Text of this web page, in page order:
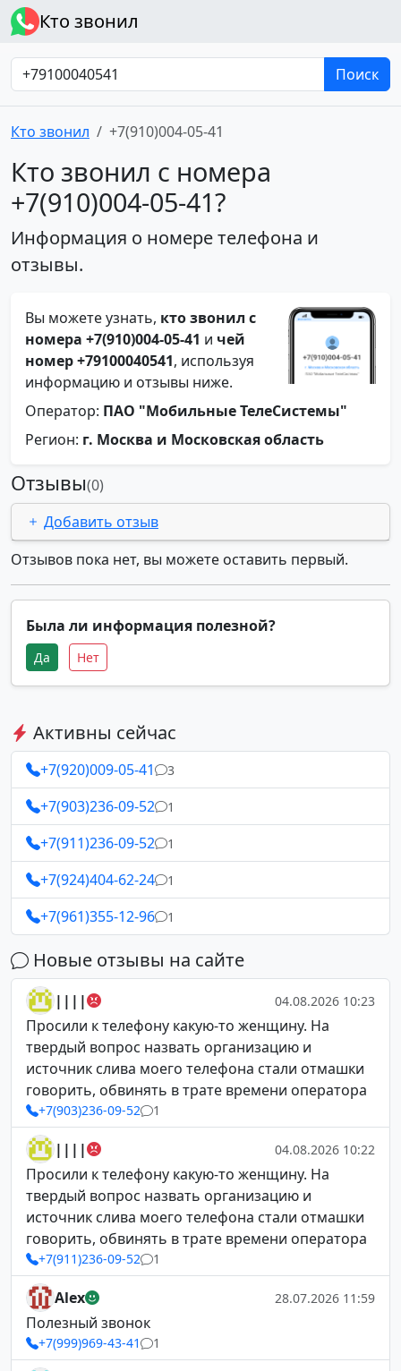
Кто звонил
Поиск
Кто звонил +7(910)004-05-41
Кто звонил с номера
+7(910)004-05-41?
Информация о номере телефона и
отзывы.
Вы можете узнать, кто звонил с
номера +7(910)004-05-41 и чей
номер +79100040541, используя
информацию и отзывы ниже.
Оператор: ПАО "Мобильные ТелеСистемы"
Регион: г. Москва и Московская область
Отзывы(0)
Добавить отзыв
Отзывов пока нет, вы можете оставить первый.
Была ли информация полезной?
Да Нет
Активны сейчас
+7(920)009-05-41 3
+7(903)236-09-52 1
+7(911)236-09-52 1
+7(924)404-62-24 1
+7(961)355-12-96 1
Новые отзывы на сайте
|||| 04.08.2026 10:23
Просили к телефону какую-то женщину. На
твердый вопрос назвать организацию и
источник слива моего телефона стали отмашки
говорить, обвинять в трате времени оператора
+7(903)236-09-52 1
|||| 04.08.2026 10:22
Просили к телефону какую-то женщину. На
твердый вопрос назвать организацию и
источник слива моего телефона стали отмашки
говорить, обвинять в трате времени оператора
+7(911)236-09-52 1
Alex 28.07.2026 11:59
Полезный звонок
+7(999)969-43-41 1